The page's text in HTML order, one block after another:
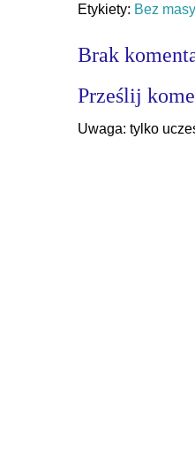
Etykiety: Bez
Brak
Prześlij
Uwaga: tylko